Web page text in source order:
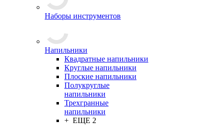
Наборы инструментов
Напильники
Квадратные напильники
Круглые напильники
Плоские напильники
Полукруглые
напильники
Трехгранные
напильники
+ ЕЩЕ 2